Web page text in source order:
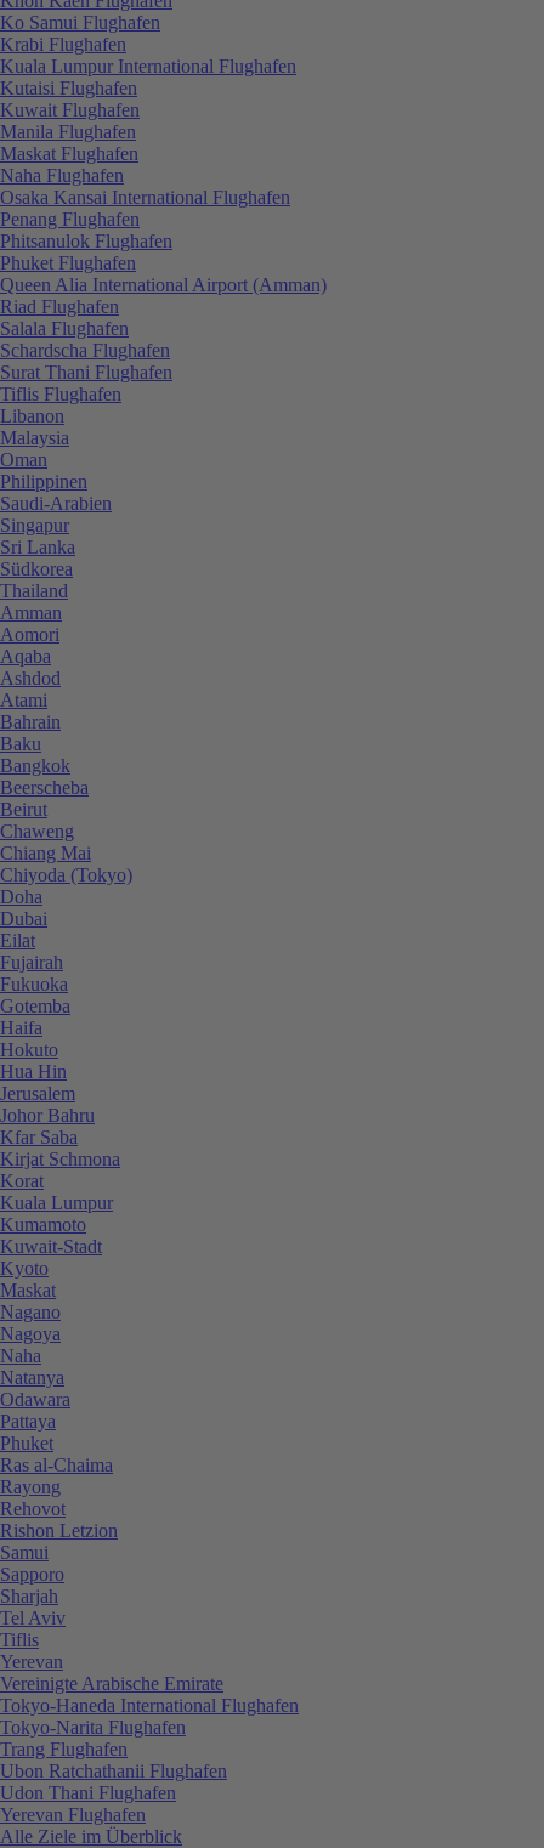
Ko Samui Flughafen
Krabi Flughafen
Kuala Lumpur International Flughafen
Kutaisi Flughafen
Kuwait Flughafen
Manila Flughafen
Maskat Flughafen
Naha Flughafen
Osaka Kansai International Flughafen
Penang Flughafen
Phitsanulok Flughafen
Phuket Flughafen
Queen Alia International Airport (Amman)
Riad Flughafen
Salala Flughafen
Schardscha Flughafen
Surat Thani Flughafen
Tiflis Flughafen
Libanon
Malaysia
Oman
Philippinen
Saudi-Arabien
Singapur
Sri Lanka
Südkorea
Thailand
Amman
Aomori
Aqaba
Ashdod
Atami
Bahrain
Baku
Bangkok
Beerscheba
Beirut
Chaweng
Chiang Mai
Chiyoda (Tokyo)
Doha
Dubai
Eilat
Fujairah
Fukuoka
Gotemba
Haifa
Hokuto
Hua Hin
Jerusalem
Johor Bahru
Kfar Saba
Kirjat Schmona
Korat
Kuala Lumpur
Kumamoto
Kuwait-Stadt
Kyoto
Maskat
Nagano
Nagoya
Naha
Natanya
Odawara
Pattaya
Phuket
Ras al-Chaima
Rayong
Rehovot
Rishon Letzion
Samui
Sapporo
Sharjah
Tel Aviv
Tiflis
Yerevan
Vereinigte Arabische Emirate
Tokyo-Haneda International Flughafen
Tokyo-Narita Flughafen
Trang Flughafen
Ubon Ratchathanii Flughafen
Udon Thani Flughafen
Yerevan Flughafen
Alle Ziele im Überblick